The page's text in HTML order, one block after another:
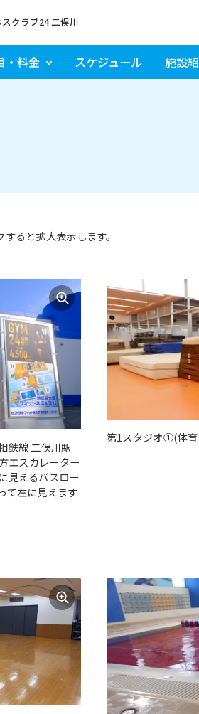
クラブ24 二俣川
・料金 スケジュール 施設
ると拡大表示します。
鉄線 二俣川駅
エスカレーター
見えるバスロー
て左に見えます
第1スタジオ①(体
For